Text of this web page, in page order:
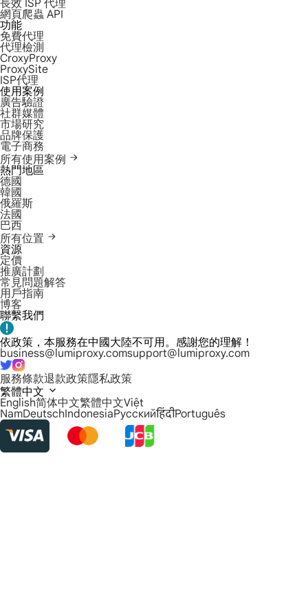
長效 ISP 代理
網頁爬蟲 API
功能
免費代理
代理檢測
CroxyProxy
ProxySite
ISP代理
使用案例
廣告驗證
社群媒體
市場研究
品牌保護
電子商務
所有使用案例
熱門地區
德國
韓國
俄羅斯
法國
巴西
所有位置
資源
定價
推廣計劃
常見問題解答
用戶指南
博客
聯繫我們
依政策，本服務在中國大陸不可用。感謝您的理解！
business@lumiproxy.comsupport@lumiproxy.com
服務條款退款政策隱私政策
繁體中文
English简体中文繁體中文Việt
NamDeutschIndonesiaРусскийहिंदीPortuguês